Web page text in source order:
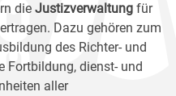
die Justizverwaltung für
Dazu gehören zum
des Richter- und
Fortbildung, dienst- und
aller